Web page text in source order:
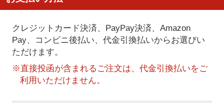
クレジットカード決済、PayPay決済、Amazon
Pay、コンビニ後払い、代金引換払いからお選びい
ただけます。
※直接投函が含まれるご注文は、代金引換払いをご
利用いただけません。